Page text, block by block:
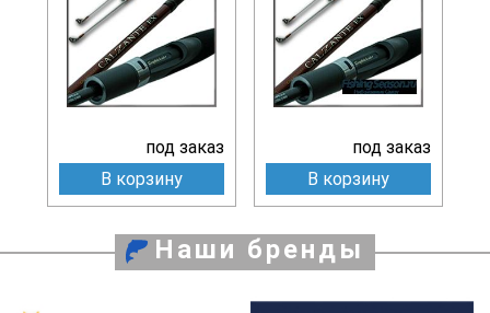
под заказ
В корзину
под заказ
В корзину
Наши бренды